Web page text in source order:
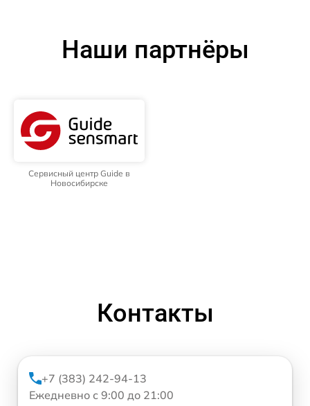
Наши партнёры
Сервисный центр Guide в
Новосибирске
Контакты
+7 (383) 242-94-13
Ежедневно с 9:00 до 21:00